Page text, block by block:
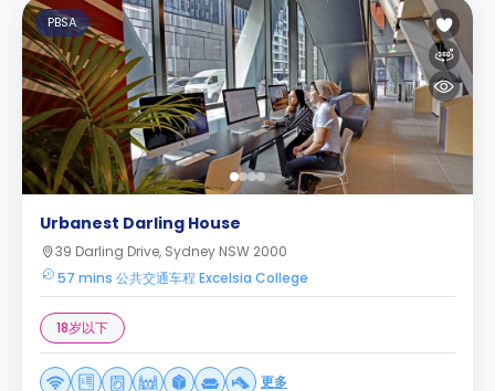
PBSA
Urbanest Darling House
39 Darling Drive, Sydney NSW 2000
57 mins 公共交通车程 Excelsia College
18岁以下
更多